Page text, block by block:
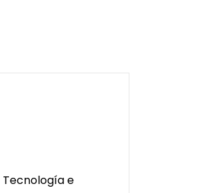
Tecnología e